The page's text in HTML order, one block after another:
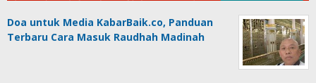
Doa untuk Media KabarBaik.co, Panduan
Terbaru Cara Masuk Raudhah Madinah